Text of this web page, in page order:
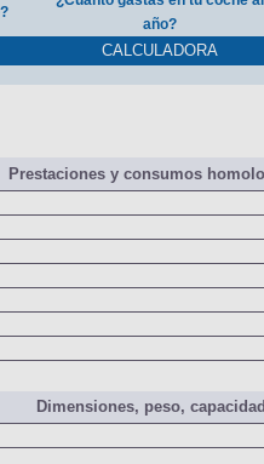
¿Cuánto gastas en tu coche al
año?
CALCULADORA
Prestaciones y consumos
Dimensiones, peso,